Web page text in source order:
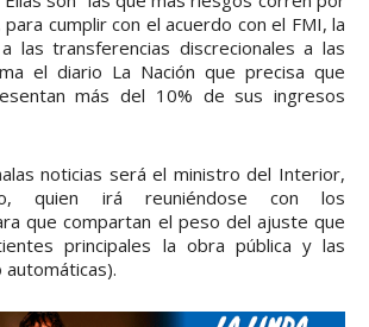
cumplir con el acuerdo con el FMI, la
las transferencias discrecionales a las
el diario La Nación que precisa que
más del 10% de sus ingresos
noticias será el ministro del Interior,
quien irá reuniéndose con los
que compartan el peso del ajuste que
principales la obra pública y las